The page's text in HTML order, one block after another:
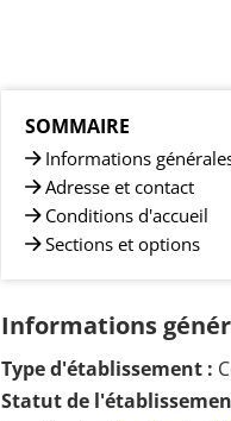
SOMMAIRE
Informations
Adresse et contact
Conditions d'accueil
Sections et options
Informations
Type d'établissement :
Statut de